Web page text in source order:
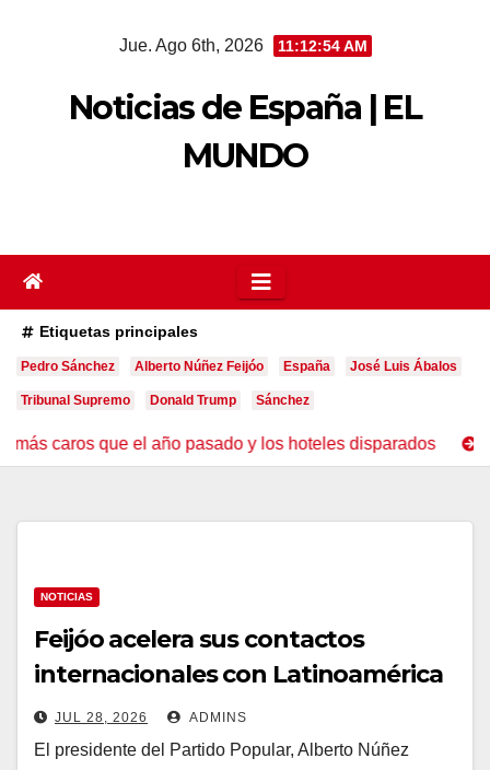
Jue. Ago 6th, 2026 11:12:55 AM
Noticias de España | EL
MUNDO
Etiquetas principales
Pedro Sánchez Alberto Núñez Feijóo España José Luis Ábalos
Tribunal Supremo Donald Trump Sánchez
que el año pasado y los hoteles disparados La
NOTICIAS
Feijóo acelera sus contactos
internacionales con Latinoamérica
como socio prioritario en su agenda
de gobierno
JUL 28, 2026 ADMINS
El presidente del Partido Popular, Alberto Núñez